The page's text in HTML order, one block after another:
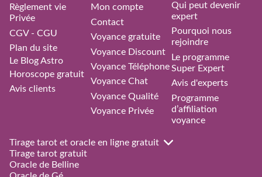
Règlement vie
Privée
CGV - CGU
Plan du site
Le Blog Astro
Horoscope gratuit
Avis clients
Mon compte
Contact
Voyance gratuite
Voyance Discount
Voyance Téléphone
Voyance Chat
Voyance Qualité
Voyance Privée
Qui peut devenir
expert
Pourquoi nous
rejoindre
Le programme
Super Expert
Avis d'experts
Programme
d’affiliation
voyance
Tirage tarot et oracle en ligne gratuit
Tirage tarot gratuit
Oracle de Belline